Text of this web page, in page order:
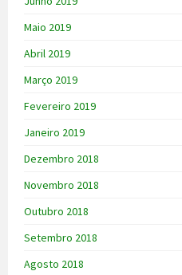
Maio 2019
Abril 2019
Março 2019
Fevereiro 2019
Janeiro 2019
Dezembro 2018
Novembro 2018
Outubro 2018
Setembro 2018
Agosto 2018